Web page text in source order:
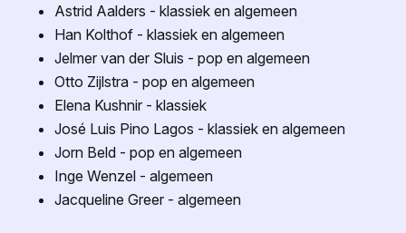
Astrid Aalders - klassiek en algemeen
Han Kolthof - klassiek en algemeen
Jelmer van der Sluis - pop en algemeen
Otto Zijlstra - pop en algemeen
Elena Kushnir - klassiek
José Luis Pino Lagos - klassiek en algemeen
Jorn Beld - pop en algemeen
Inge Wenzel - algemeen
Jacqueline Greer - algemeen